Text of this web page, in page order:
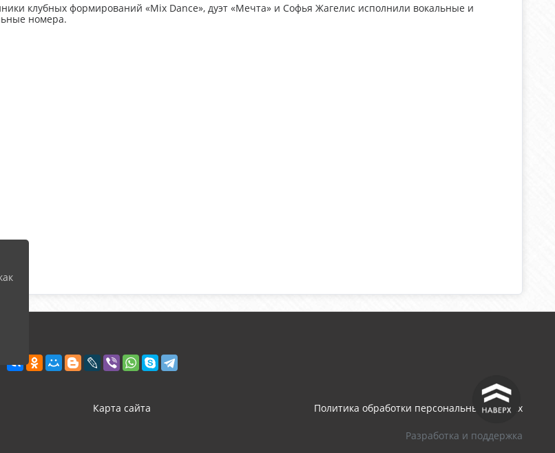
клубных формирований «Mix Dance», дуэт «Мечта» и Софья Жагелис исполнили вокальные и
номера.
^
Карта сайта Политика обработки персональных данных
Разработка и поддержка